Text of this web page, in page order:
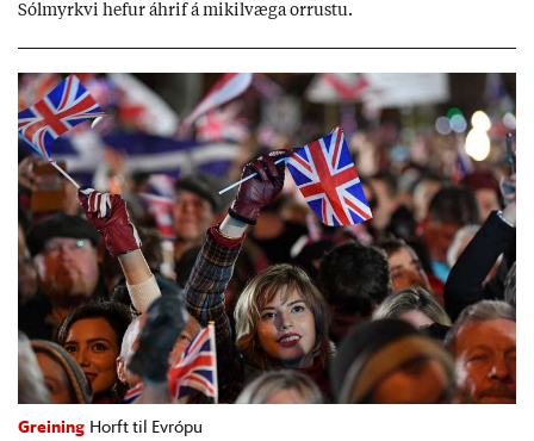
Sól­myrkvi hef­ur áhrif á mik­il­væga orr­ustu.
Greining Horft til Evrópu